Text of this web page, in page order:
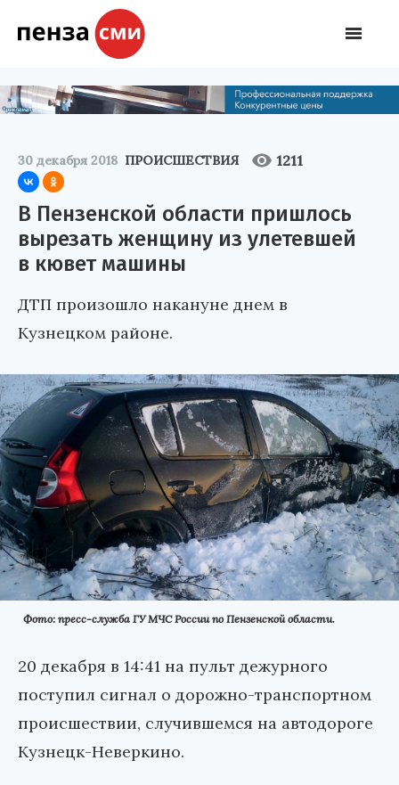
30 декабря 2018 ПРОИСШЕСТВИЯ 1211
В Пензенской области пришлось
вырезать женщину из улетевшей
в кювет машины
ДТП произошло накануне днем в
Кузнецком районе.
Фото: пресс-служба ГУ МЧС России по Пензенской области.
20 декабря в 14:41 на пульт дежурного
поступил сигнал о дорожно-транспортном
происшествии, случившемся на автодороге
Кузнецк-Неверкино.